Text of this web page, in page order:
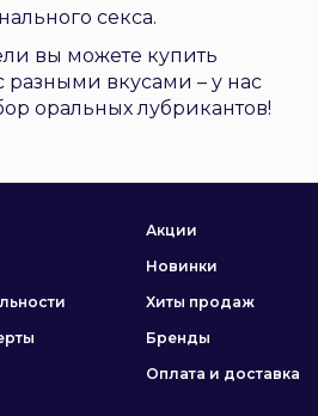
секса.
вы можете купить
вкусами – у нас
оральных лубрикантов!
Акции
Новинки
Хиты продаж
Бренды
Оплата и доставка